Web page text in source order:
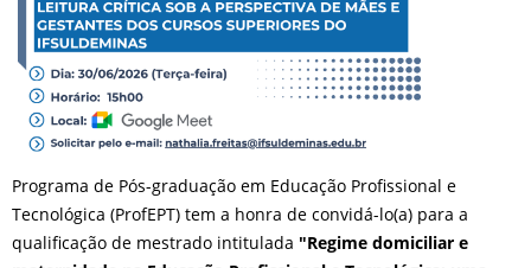
Programa de Pós-graduação em Educação Profissional e
Tecnológica (ProfEPT) tem a honra de convidá-lo(a) para a
qualificação de mestrado intitulada "Regime domiciliar e